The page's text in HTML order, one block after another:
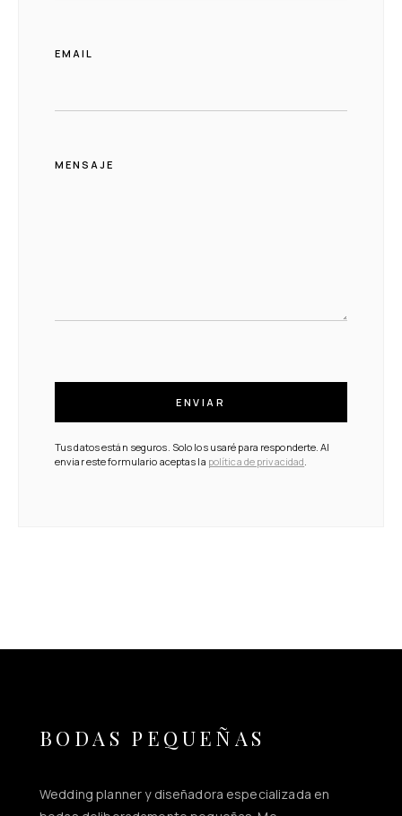
EMAIL
MENSAJE
ENVIAR
Tus datos están seguros. Solo los usaré para responderte. Al
enviar este formulario aceptas la política de privacidad.
BODAS PEQUEÑAS
Wedding planner y diseñadora especializada en